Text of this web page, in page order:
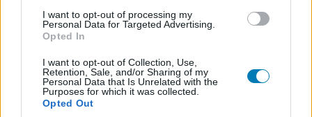
I want to opt-out of processing my
Personal Data for Targeted Advertising.
Opted In
I want to opt-out of Collection, Use,
Retention, Sale, and/or Sharing of my
Personal Data that Is Unrelated with the
Purposes for which it was collected.
Opted Out
Wanda Sykes: I'm an Entertainer
Sarah Silverman: Someone You Love
Legjobb férfi főszereplő (drámasorozat)
Brian Cox - Utódlás